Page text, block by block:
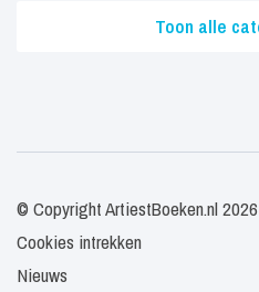
Toon alle
© Copyright ArtiestBoeken.nl 2026
Cookies intrekken
Nieuws